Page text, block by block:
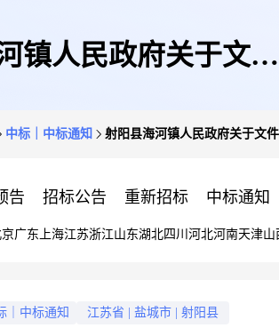
镇人民政府关于文件
中标｜中标通知 射阳县海河镇人民政府关于文
告 招标公告 重新招标 中标通知
广东 上海江苏浙江山东湖北四川 河北河南天津山
｜中标通知 江苏省 盐城市 射阳县